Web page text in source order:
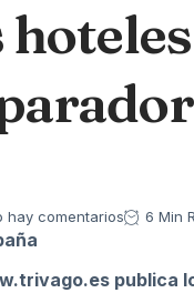
hay comentarios 6 Min
publica